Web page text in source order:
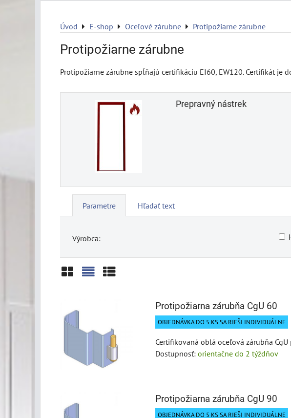
Úvod E-shop Oceľové zárubne Protipožiarne zárubne
Protipožiarne zárubne
Protipožiarne zárubne spĺňajú certifikáciu EI60, EW120. Certifikát je
Prepravný nástrek
Parametre Hľadať text
Výrobca:
Protipožiarna zárubňa CgU 60
OBJEDNÁVKA DO 5 KS SA RIEŠI INDIVIDUÁLNE
Certifikovaná oblá oceľová zárubňa
Dostupnosť: orientačne do 2 týždňov
Protipožiarna zárubňa CgU 90
OBJEDNÁVKA DO 5 KS SA RIEŠI INDIVIDUÁLNE